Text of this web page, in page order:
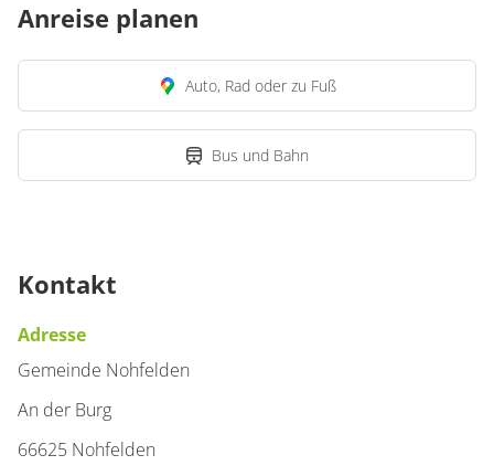
Anreise planen
Auto, Rad oder zu Fuß
Bus und Bahn
Kontakt
Adresse
Gemeinde Nohfelden
An der Burg
66625 Nohfelden